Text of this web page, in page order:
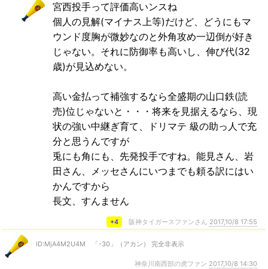
宮西投手って評価高いンスね
個人の見解(マイナス上等)だけど、どうにもマ
ウンド度胸が微妙なのと外角攻め一辺倒が好き
じゃない。それに防御率も高いし、伸び代(32
歳)が見込めない。
高い金払って補強するなら全盛期の山口鉄(読
売)位じゃないと・・・将来を見据えるなら、現
状の強い中継ぎ育て、ドリマテ 級の助っ人で充
分と思うんですが
兎にも角にも、先発投手ですね。能見さん、岩
田さん、メッセさんにいつまでも頼る訳にはい
かんですから
長文、すんません
+4 阪神タイガースファンさん 2017,10/8 17:55
ID:MjA4M2U4M 「-30」（アカン） 完全非表示
神奈川南西部の虎ファン 2017,10/8 14:30